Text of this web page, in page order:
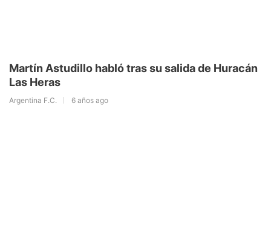
Martín Astudillo habló tras su salida de Huracán
Las Heras
Argentina F.C. 6 años ago